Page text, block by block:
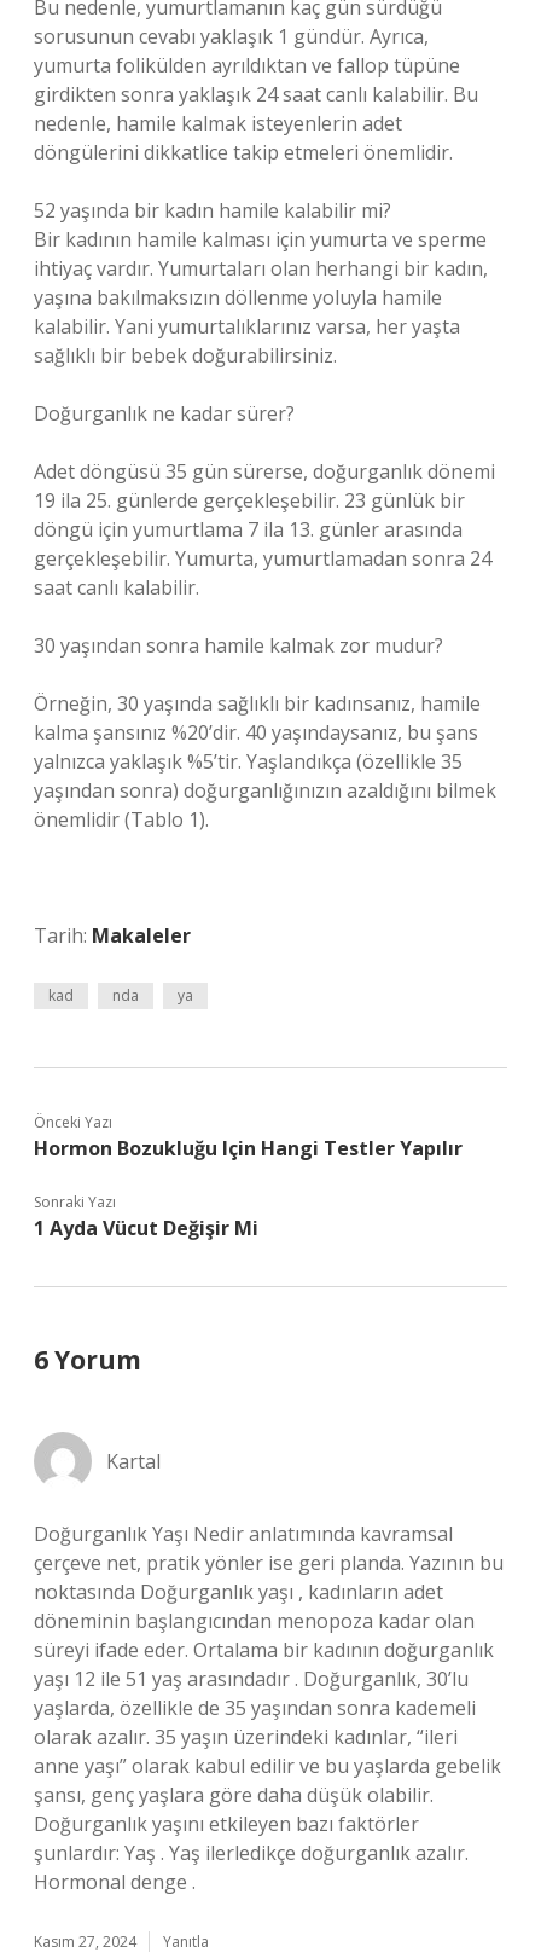
Bu nedenle, yumurtlamanın kaç gün sürdüğü
sorusunun cevabı yaklaşık 1 gündür. Ayrıca,
yumurta folikülden ayrıldıktan ve fallop tüpüne
girdikten sonra yaklaşık 24 saat canlı kalabilir. Bu
nedenle, hamile kalmak isteyenlerin adet
döngülerini dikkatlice takip etmeleri önemlidir.
52 yaşında bir kadın hamile kalabilir mi?
Bir kadının hamile kalması için yumurta ve sperme
ihtiyaç vardır. Yumurtaları olan herhangi bir kadın,
yaşına bakılmaksızın döllenme yoluyla hamile
kalabilir. Yani yumurtalıklarınız varsa, her yaşta
sağlıklı bir bebek doğurabilirsiniz.
Doğurganlık ne kadar sürer?
Adet döngüsü 35 gün sürerse, doğurganlık dönemi
19 ila 25. günlerde gerçekleşebilir. 23 günlük bir
döngü için yumurtlama 7 ila 13. günler arasında
gerçekleşebilir. Yumurta, yumurtlamadan sonra 24
saat canlı kalabilir.
30 yaşından sonra hamile kalmak zor mudur?
Örneğin, 30 yaşında sağlıklı bir kadınsanız, hamile
kalma şansınız %20’dir. 40 yaşındaysanız, bu şans
yalnızca yaklaşık %5’tir. Yaşlandıkça (özellikle 35
yaşından sonra) doğurganlığınızın azaldığını bilmek
önemlidir (Tablo 1).
Tarih: Makaleler
kad nda ya
Önceki Yazı
Hormon Bozukluğu Için Hangi Testler Yapılır
Sonraki Yazı
1 Ayda Vücut Değişir Mi
6 Yorum
Kartal
Doğurganlık Yaşı Nedir anlatımında kavramsal
çerçeve net, pratik yönler ise geri planda. Yazının bu
noktasında Doğurganlık yaşı , kadınların adet
döneminin başlangıcından menopoza kadar olan
süreyi ifade eder. Ortalama bir kadının doğurganlık
yaşı 12 ile 51 yaş arasındadır . Doğurganlık, 30’lu
yaşlarda, özellikle de 35 yaşından sonra kademeli
olarak azalır. 35 yaşın üzerindeki kadınlar, “ileri
anne yaşı” olarak kabul edilir ve bu yaşlarda gebelik
şansı, genç yaşlara göre daha düşük olabilir.
Doğurganlık yaşını etkileyen bazı faktörler
şunlardır: Yaş . Yaş ilerledikçe doğurganlık azalır.
Hormonal denge .
Kasım 27, 2024 Yanıtla